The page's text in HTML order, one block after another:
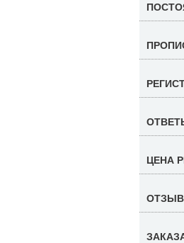
ЦЕНА